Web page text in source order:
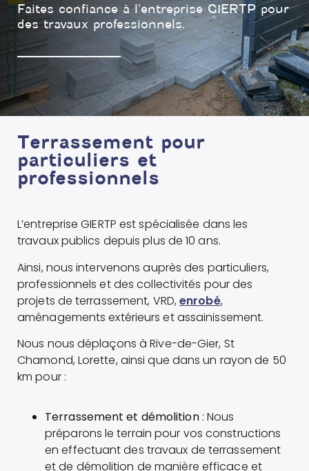
Faites confiance à l'entreprise GIERTP pour
des travaux professionnels.
Terrassement pour
particuliers et
professionnels
L’entreprise GIERTP est spécialisée dans les
travaux publics depuis plus de 10 ans.
Ainsi, nous intervenons auprès des particuliers,
professionnels et des collectivités pour des
projets de terrassement, VRD,enrobé,
aménagements extérieurs et assainissement.
Nous nous déplaçons à Rive-de-Gier, St
Chamond, Lorette, ainsi que dans un rayon de 50
km pour :
Terrassement et démolition: Nous
préparons le terrain pour vos constructions
en effectuant des travaux de terrassement
et de démolition de manière efficace et